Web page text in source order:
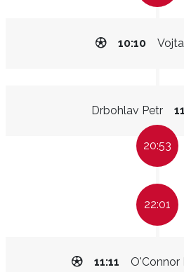
10:10
Drbohlav Petr
20:53
22:01
O'Connor
11:11